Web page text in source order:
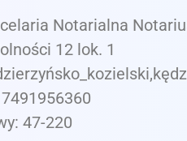
Notarialna
12 lok. 1
47-220